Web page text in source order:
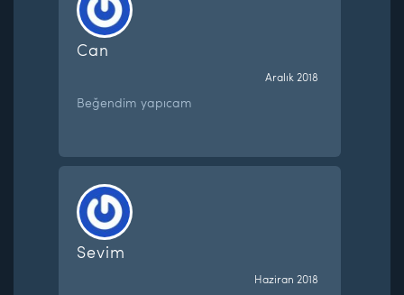
Can
Aralık 2018
Beğendim yapıcam
Sevim
Haziran 2018